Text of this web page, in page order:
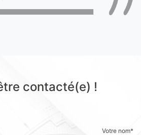
contacté(e) !
Votre nom*